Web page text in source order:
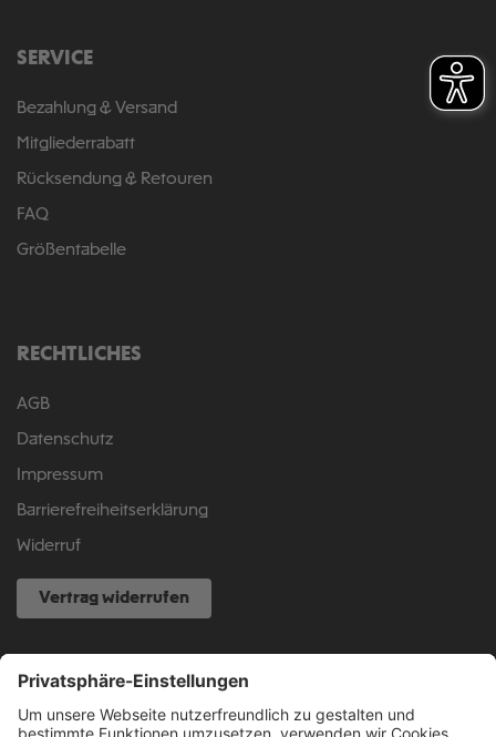
SERVICE
Bezahlung & Versand
Mitgliederrabatt
Rücksendung & Retouren
FAQ
Größentabelle
RECHTLICHES
AGB
Datenschutz
Impressum
Barrierefreiheitserklärung
Widerruf
Vertrag widerrufen
NOCH FRAGEN?